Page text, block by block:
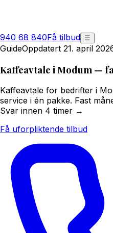
940 68 840Få tilbud ☰
GuideOppdatert 21. april
Kaffeavtale i Modum —
Kaffeavtale for bedrifter i
service i én pakke. Fast
Svar innen 4 timer →
Få uforpliktende tilbud